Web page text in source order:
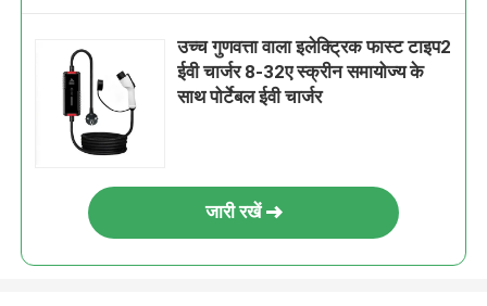
उच्च गुणवत्ता वाला इलेक्ट्रिक फास्ट टाइप2
ईवी चार्जर 8-32ए स्क्रीन समायोज्य के
साथ पोर्टेबल ईवी चार्जर
जारी रखें